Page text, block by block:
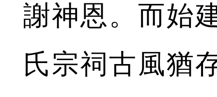
謝神恩。而始
氏宗祠古風猶